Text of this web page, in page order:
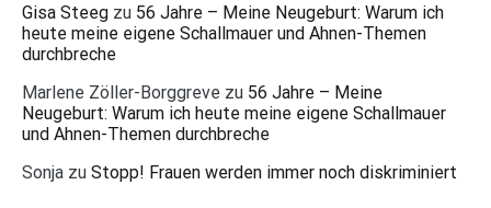
Gisa Steeg zu 56 Jahre – Meine Neugeburt: Warum ich
heute meine eigene Schallmauer und Ahnen-Themen
durchbreche
Marlene Zöller-Borggreve zu 56 Jahre – Meine
Neugeburt: Warum ich heute meine eigene Schallmauer
und Ahnen-Themen durchbreche
Sonja zu Stopp! Frauen werden immer noch diskriminiert